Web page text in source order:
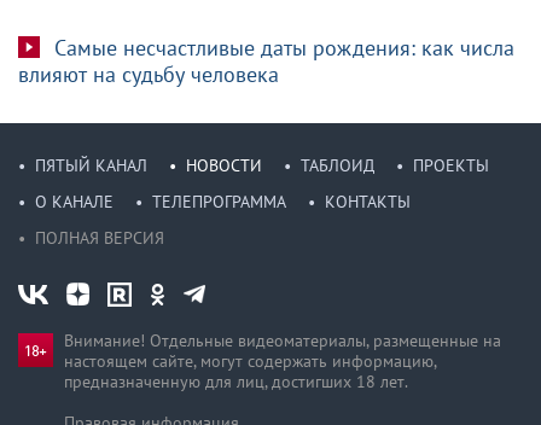
Самые несчастливые даты рождения: как числа
влияют на судьбу человека
ПЯТЫЙ КАНАЛ НОВОСТИ ТАБЛОИД
ПРОЕКТЫ
О КАНАЛЕ
ТЕЛЕПРОГРАММА
КОНТАКТЫ
ПОЛНАЯ ВЕРСИЯ
Внимание! Отдельные видеоматериалы, размещенные на
настоящем сайте, могут содержать информацию,
предназначен­ную для лиц, достигших 18 лет.